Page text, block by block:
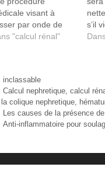
visant à
par onde de
les calculs
un
"calcul rénal"
s’il
Catégories
inclassable
Étiquettes
Calcul nephretique, calcul
colique nephretique,
Les causes de la présence
Anti-inflammatoire pour